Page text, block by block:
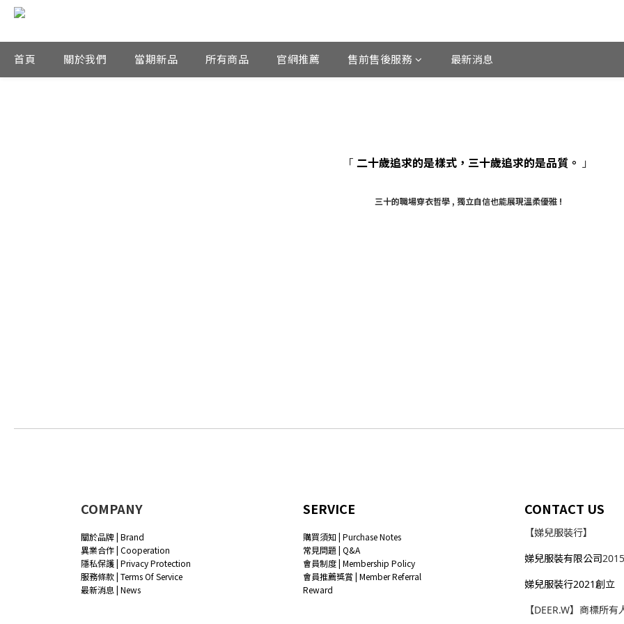
首頁 關於我們 當期新品 所有商品 官網推薦 售前售後服務 最新消息
「 二十歲追求的是樣式，三十歲追求的是品質。 」
三十的職場穿衣哲學 , 獨立自信也能展現溫柔優雅 !
COMPANY
關於品牌 | Brand
異業合作 | Cooperation
隱私保護 | Privacy Protection
服務條款 | Terms Of Service
最新消息 | News
SERVICE
購買須知 | Purchase Notes
常見問題 | Q&A
會員制度 | Membership Policy
會員推薦獎賞 | Member Referral
Reward
CONTACT US
【娣兒服裝行】
娣兒服裝有限公司
娣兒服裝行2021創立
【DEER.W】商標所有